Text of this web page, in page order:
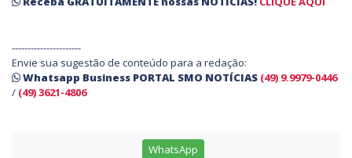
----------------------
Envie sua sugestão de conteúdo para a redação:
Whatsapp Business PORTAL SMO NOTÍCIAS (49) 9.9979-0446
/ (49) 3621-4806
WhatsApp